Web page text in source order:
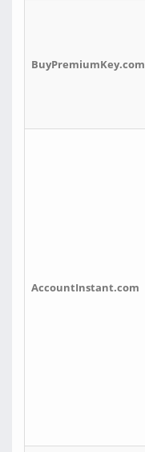
BuyPremiumKey.com
AccountInstant.com